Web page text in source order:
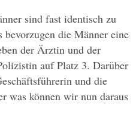
sind fast identisch zu
die Männer eine
der Ärztin und der
auf Platz 3. Darüber
und die
was können wir nun daraus